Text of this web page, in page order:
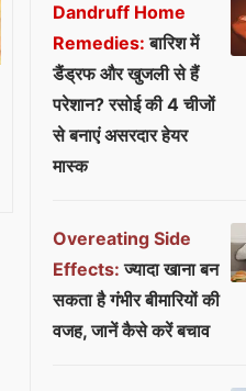
Dandruff Home
Remedies: बारिश में
डैंड्रफ और खुजली से हैं
परेशान? रसोई की 4 चीजों
से बनाएं असरदार हेयर
मास्क
Overeating Side
Effects: ज्यादा खाना बन
सकता है गंभीर बीमारियों की
वजह, जानें कैसे करें बचाव